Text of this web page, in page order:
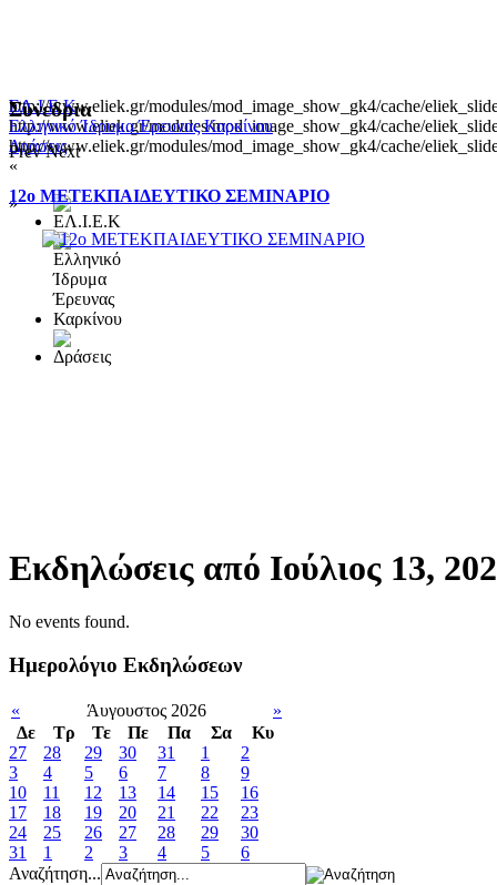
http://www.eliek.gr/modules/mod_image_show_gk4/cache/
http://www.eliek.gr/modules/mod_image_show_gk4/cache/
http://www.eliek.gr/modules/mod_image_show_gk4/cache/
ΕΛ.Ι.Ε.Κ
Ελληνικό Ίδρυμα Έρευνας Καρκίνου
Δράσεις
«
»
Συνεδρια
Prev Next
12ο ΜΕΤΕΚΠΑΙΔΕΥΤΙΚΟ ΣΕΜΙΝΑΡΙΟ
Εκδηλώσεις από Ιούλιος 13,
No events found.
Ημερολόγιο Εκδηλώσεων
« Άυγουστος 2026
»
Δε
Tρ Τε Πε Πα Σα
Κυ
27
28 29 30 31 1
2
3
4 5 6 7 8
9
10
11 12 13 14 15
16
17
18 19 20 21 22
23
24
25 26 27 28 29
30
31
1 2 3 4 5
6
Αναζήτηση...